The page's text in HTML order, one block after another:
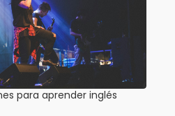
para aprender inglés